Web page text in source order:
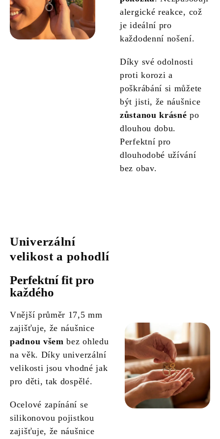
alergické reakce, což
je ideální pro
každodenní nošení.
Díky své odolnosti
proti korozi a
poškrábání si můžete
být jisti, že náušnice
zůstanou krásné po
dlouhou dobu.
Perfektní pro
dlouhodobé užívání
bez obav.
Univerzální
velikost a pohodlí
Perfektní fit pro
každého
Vnější průměr 17,5 mm
zajišťuje, že náušnice
padnou všem bez ohledu
na věk. Díky univerzální
velikosti jsou vhodné jak
pro děti, tak dospělé.
Ocelové zapínání se
silikonovou pojistkou
zajišťuje, že náušnice